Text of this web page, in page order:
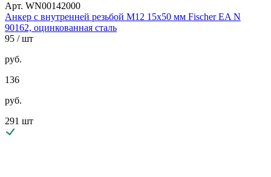
Арт. WN00142000
Анкер с внутренней резьбой М12 15х50 мм Fischer EA N
90162, оцинкованная сталь
95 / шт
руб.
136
руб.
291 шт